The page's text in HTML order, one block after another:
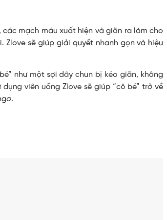
mạch máu xuất hiện và giãn ra làm cho
Zlove sẽ giúp giải quyết nhanh gọn và hiệu
như một sợi dây chun bị kéo giãn, không
viên uống Zlove sẽ giúp “cô bé” trở về